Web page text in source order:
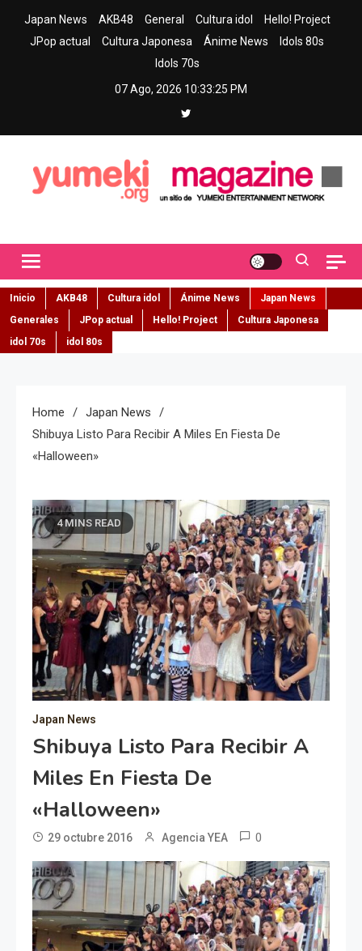
Japan News AKB48 General Cultura idol
Hello! Project
JPop actual
Cultura Japonesa Ánime News
Idols 80s
Idols 70s
07 Ago, 2026 10:33:26 PM
Inicio AKB48 Cultura idol Ánime News
Japan News
Generales
JPop actual Hello! Project
Cultura Japonesa
idol 70s
idol 80s
Home
Japan News
Shibuya Listo Para Recibir A Miles En Fiesta De
«Halloween»
4 MINS READ
Japan News
Shibuya Listo Para Recibir A
Miles En Fiesta De
«Halloween»
29 octubre 2016 Agencia YEA 0